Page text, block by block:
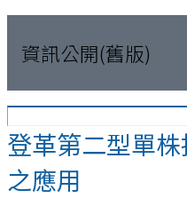
資訊公開(舊版)
登革第二型單
之應用